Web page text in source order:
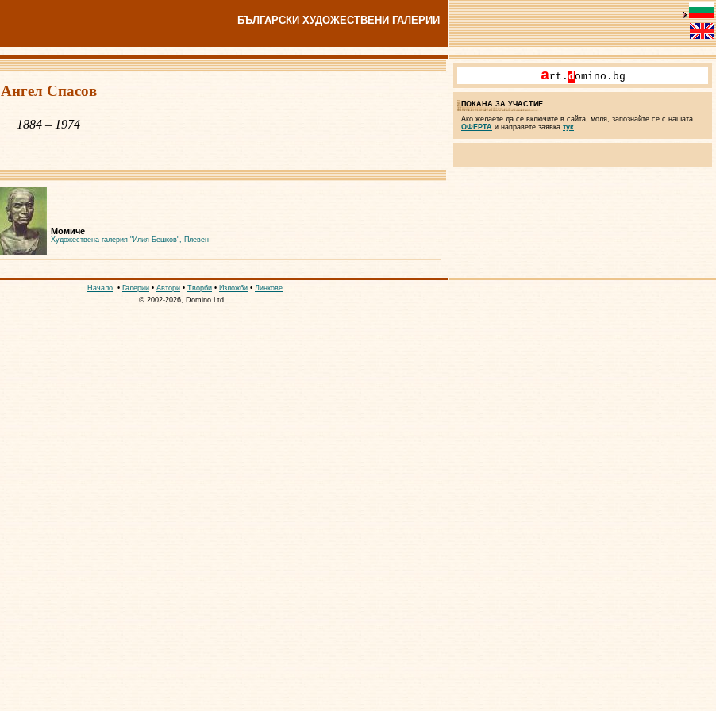
БЪЛГАРСКИ ХУДОЖЕСТВЕНИ ГАЛЕРИИ
Ангел Спасов
1884 – 1974
Момиче
Художествена галерия "Илия Бешков", Плевен
art. domino.bg
ПОКАНА ЗА УЧАСТИЕ
Ако желаете да се включите в сайта, моля, запознайте се с нашата
ОФЕРТА и направете заявка тук
Начало • Галерии • Автори • Творби • Изложби • Линкове
© 2002-2026, Domino Ltd.